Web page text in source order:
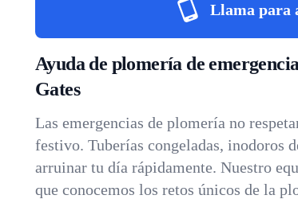
Llama para
Ayuda de plomería de
Gates
Las emergencias de plomería no
festivo. Tuberías congeladas, inodoros
arruinar tu día rápidamente. Nuestro
que conocemos los retos únicos de la